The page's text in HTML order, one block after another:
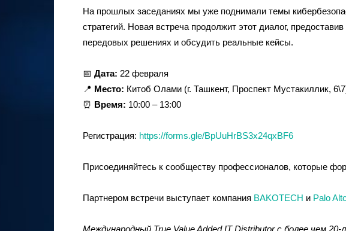
На прошлых заседаниях мы уже поднимали темы
стратегий. Новая встреча продолжит этот диалог,
передовых решениях и обсудить реальные кейсы.
📅 Дата: 22 февраля
📍 Место: Китоб Олами (г. Ташкент, Проспект Мустакиллик,
⏰ Время: 10:00 – 13:00
Регистрация: https://forms.gle/BpUuHrBS3x24qxBF6
Присоединяйтесь к сообществу профессионалов, которые
Партнером встречи выступает компания BAKOTECH и Palo
Международный True Value Added IT Distributor с более чем